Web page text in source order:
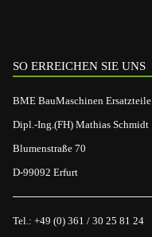
SO ERREICHEN SIE UNS
BME BauMaschinen Ersatzteile
Dipl.-Ing.(FH) Mathias Schmidt
Blumenstraße 70
D-99092 Erfurt
Tel.: +49 (0) 361 / 30 25 81 24